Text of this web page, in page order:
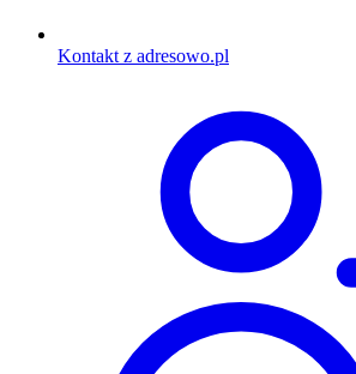
Kontakt z adresowo.pl